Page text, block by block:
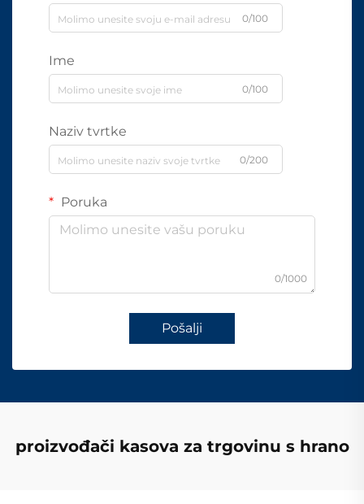
0/100
Ime
0/100
Naziv tvrtke
0/200
Poruka
0/1000
Pošalji
proizvođači kasova za trgovinu s hrano